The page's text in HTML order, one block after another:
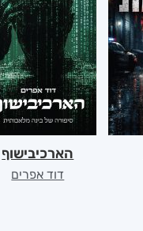
הארכיבישוף
דוד אפרים